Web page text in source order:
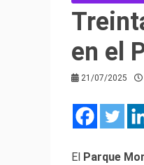
en el
21/07/2025
El Parque